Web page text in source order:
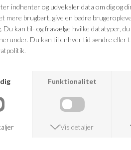
FRAGTFRI LEVERING
VED KØB OVER 500,-
RETURRET
KUNDESERVICE
+46 86 60 21 22
ANDRE KØBTE